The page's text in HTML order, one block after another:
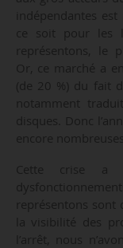
indépendantes
ce soit pour les
représentons, le
Or, ce marché a
(de 20 %) du fait
notamment
disques. Donc
encore nombreuses.
Cette crise a
représentons
la visibilité des
l’arrêt, nous